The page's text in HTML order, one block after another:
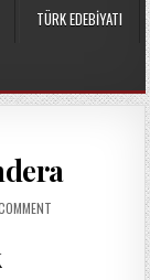
TÜRK EDEBIYATI